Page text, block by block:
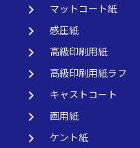
keyboard_arrow_right マットコート紙
keyboard_arrow_right 感圧紙
keyboard_arrow_right 高級印刷用紙
keyboard_arrow_right 高級印刷用紙ラフ
keyboard_arrow_right キャストコート
keyboard_arrow_right 画用紙
keyboard_arrow_right ケント紙